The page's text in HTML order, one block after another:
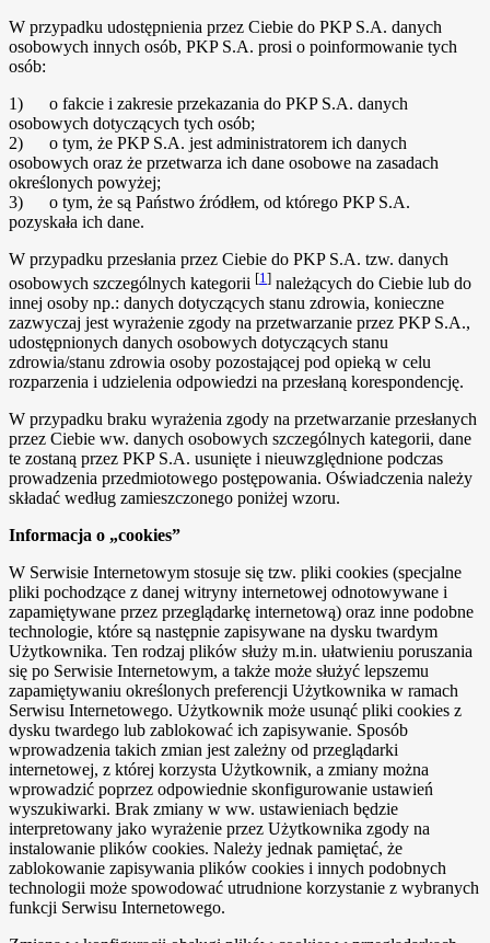
W przypadku udostępnienia przez Ciebie do PKP S.A. danych
osobowych innych osób, PKP S.A. prosi o poinformowanie tych
osób:
1) o fakcie i zakresie przekazania do PKP S.A. danych
osobowych dotyczących tych osób;
2) o tym, że PKP S.A. jest administratorem ich danych
osobowych oraz że przetwarza ich dane osobowe na zasadach
określonych powyżej;
3) o tym, że są Państwo źródłem, od którego PKP S.A.
pozyskała ich dane.
W przypadku przesłania przez Ciebie do PKP S.A. tzw. danych
osobowych szczególnych kategorii [1 ] należących do Ciebie lub do
innej osoby np.: danych dotyczących stanu zdrowia, konieczne
zazwyczaj jest wyrażenie zgody na przetwarzanie przez PKP S.A.,
udostępnionych danych osobowych dotyczących stanu
zdrowia/stanu zdrowia osoby pozostającej pod opieką w celu
rozparzenia i udzielenia odpowiedzi na przesłaną korespondencję.
W przypadku braku wyrażenia zgody na przetwarzanie przesłanych
przez Ciebie ww. danych osobowych szczególnych kategorii, dane
te zostaną przez PKP S.A. usunięte i nieuwzględnione podczas
prowadzenia przedmiotowego postępowania. Oświadczenia należy
składać według zamieszczonego poniżej wzoru.
Informacja o „cookies”
W Serwisie Internetowym stosuje się tzw. pliki cookies (specjalne
pliki pochodzące z danej witryny internetowej odnotowywane i
zapamiętywane przez przeglądarkę internetową) oraz inne podobne
technologie, które są następnie zapisywane na dysku twardym
Użytkownika. Ten rodzaj plików służy m.in. ułatwieniu poruszania
się po Serwisie Internetowym, a także może służyć lepszemu
zapamiętywaniu określonych preferencji Użytkownika w ramach
Serwisu Internetowego. Użytkownik może usunąć pliki cookies z
dysku twardego lub zablokować ich zapisywanie. Sposób
wprowadzenia takich zmian jest zależny od przeglądarki
internetowej, z której korzysta Użytkownik, a zmiany można
wprowadzić poprzez odpowiednie skonfigurowanie ustawień
wyszukiwarki. Brak zmiany w ww. ustawieniach będzie
interpretowany jako wyrażenie przez Użytkownika zgody na
instalowanie plików cookies. Należy jednak pamiętać, że
zablokowanie zapisywania plików cookies i innych podobnych
technologii może spowodować utrudnione korzystanie z wybranych
funkcji Serwisu Internetowego.